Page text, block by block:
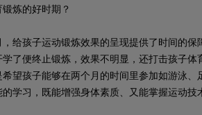
炼的好时期？
孩子运动锻炼效果的呈现提供了时间的保
了便终止锻炼，效果不明显，还打击孩子体
望孩子能够在两个月的时间里参加如游泳、
学习，既能增强身体素质、又能掌握运动技